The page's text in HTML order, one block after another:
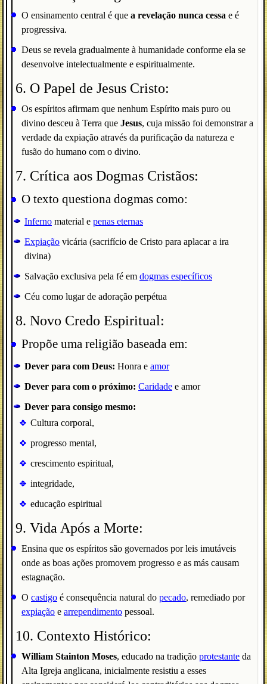
O ensinamento central é que a revelação nunca cessa e é
progressiva.
Deus se revela gradualmente à humanidade conforme ela se
desenvolve intelectualmente e espiritualmente.
6. O Papel de Jesus Cristo:
Os espíritos afirmam que nenhum Espírito mais puro ou
divino desceu à Terra que Jesus, cuja missão foi demonstrar a
verdade da expiação através da purificação da natureza e
fusão do humano com o divino.
7. Crítica aos Dogmas Cristãos:
O texto questiona dogmas como:
Inferno material e penas eternas
Expiação vicária (sacrifício de Cristo para aplacar a ira
divina)
Salvação exclusiva pela fé em dogmas específicos
Céu como lugar de adoração perpétua
8. Novo Credo Espiritual:
Propõe uma religião baseada em:
Dever para com Deus: Honra e amor
Dever para com o próximo: Caridade e amor
Dever para consigo mesmo:
Cultura corporal,
progresso mental,
crescimento espiritual,
integridade,
educação espiritual
9. Vida Após a Morte:
Ensina que os espíritos são governados por leis imutáveis
onde as boas ações promovem progresso e as más causam
estagnação.
O castigo é consequência natural do pecado, remediado por
expiação e arrependimento pessoal.
10. Contexto Histórico:
William Stainton Moses, educado na tradição protestante da
Alta Igreja anglicana, inicialmente resistiu a esses